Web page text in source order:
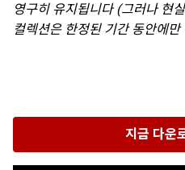
영구히 유지됩니다 (그러나 현
컬렉션은 한정된 기간 동안에
지금 다운